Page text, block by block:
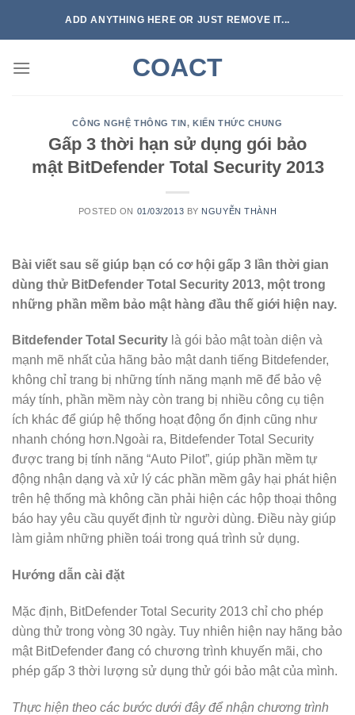
ADD ANYTHING HERE OR JUST REMOVE IT...
COACT
CÔNG NGHỆ THÔNG TIN,KIẾN THỨC CHUNG
Gấp 3 thời hạn sử dụng gói bảo
mật BitDefender Total Security 2013
POSTED ON 01/03/2013 BY NGUYỄN THÀNH
Bài viết sau sẽ giúp bạn có cơ hội gấp 3 lần thời gian
dùng thử BitDefender Total Security 2013, một trong
những phần mềm bảo mật hàng đầu thế giới hiện nay.
Bitdefender Total Security là gói bảo mật toàn diện và
mạnh mẽ nhất của hãng bảo mật danh tiếng Bitdefender,
không chỉ trang bị những tính năng mạnh mẽ để bảo vệ
máy tính, phần mềm này còn trang bị nhiều công cụ tiện
ích khác để giúp hệ thống hoạt động ổn định cũng như
nhanh chóng hơn.Ngoài ra, Bitdefender Total Security
được trang bị tính năng “Auto Pilot”, giúp phần mềm tự
động nhận dạng và xử lý các phần mềm gây hại phát hiện
trên hệ thống mà không cần phải hiện các hộp thoại thông
báo hay yêu cầu quyết định từ người dùng. Điều này giúp
làm giảm những phiền toái trong quá trình sử dụng.
Hướng dẫn cài đặt
Mặc định, BitDefender Total Security 2013 chỉ cho phép
dùng thử trong vòng 30 ngày. Tuy nhiên hiện nay hãng bảo
mật BitDefender đang có chương trình khuyến mãi, cho
phép gấp 3 thời lượng sử dụng thử gói bảo mật của mình.
Thực hiện theo các bước dưới đây để nhận chương trình